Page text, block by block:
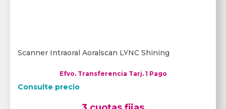
Scanner Intraoral Aoralscan LYNC Shining
Efvo. Transferencia Tarj. 1 Pago
Consulte precio